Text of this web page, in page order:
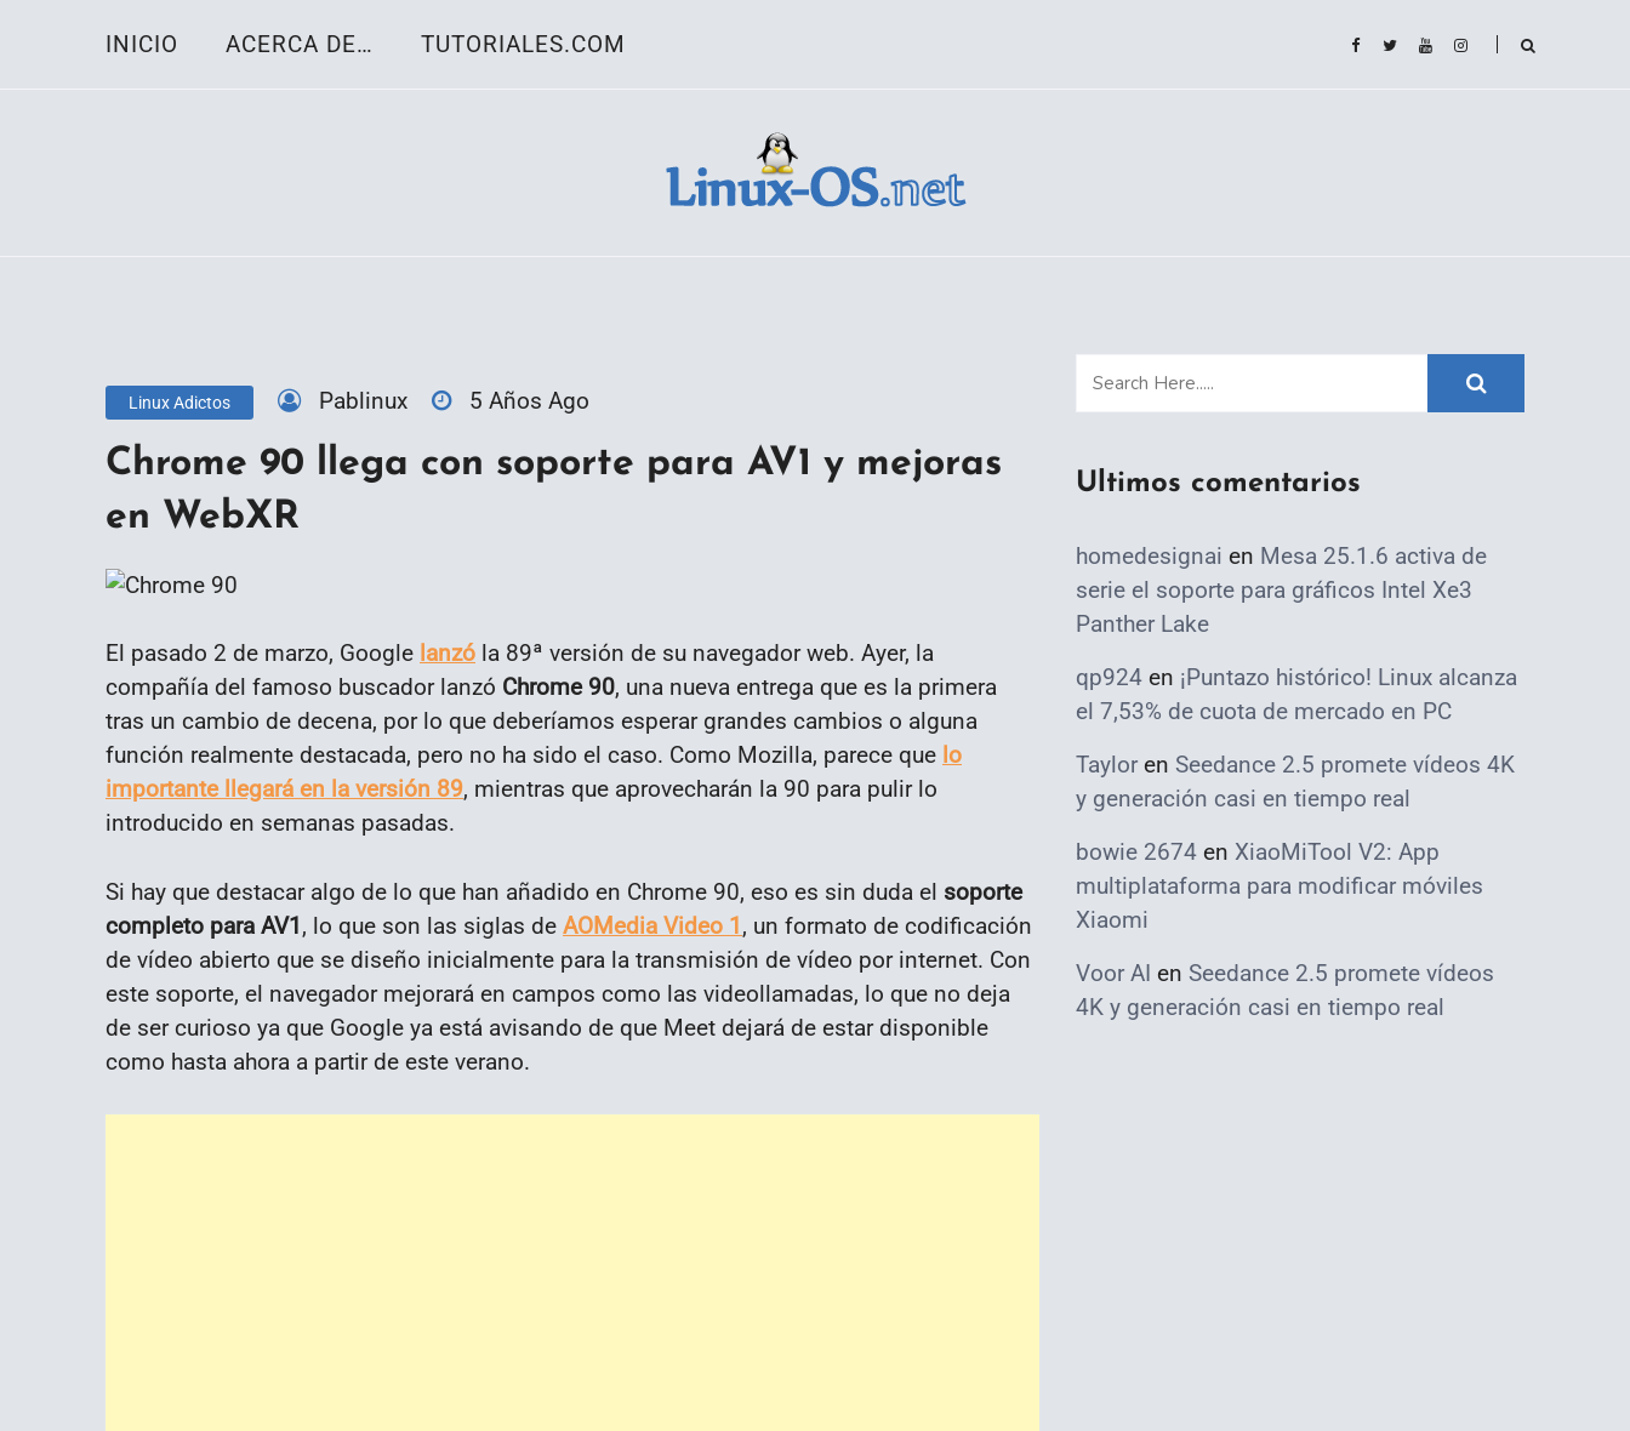
INICIO ACERCA DE… TUTORIALES.COM
Linux Adictos Pablinux 5 Años Ago
Chrome 90 llega con soporte para AV1 y mejoras
en WebXR
El pasado 2 de marzo, Google lanzó la 89ª versión de su navegador web. Ayer, la
compañía del famoso buscador lanzó Chrome 90, una nueva entrega que es la primera
tras un cambio de decena, por lo que deberíamos esperar grandes cambios o alguna
función realmente destacada, pero no ha sido el caso. Como Mozilla, parece que lo
importante llegará en la versión 89, mientras que aprovecharán la 90 para pulir lo
introducido en semanas pasadas.
Si hay que destacar algo de lo que han añadido en Chrome 90, eso es sin duda el soporte
completo para AV1, lo que son las siglas de AOMedia Video 1 , un formato de codificación
de vídeo abierto que se diseño inicialmente para la transmisión de vídeo por internet. Con
este soporte, el navegador mejorará en campos como las videollamadas, lo que no deja
de ser curioso ya que Google ya está avisando de que Meet dejará de estar disponible
como hasta ahora a partir de este verano.
Ultimos comentarios
homedesignai en Mesa 25.1.6 activa de
serie el soporte para gráficos Intel Xe3
Panther Lake
qp924 en ¡Puntazo histórico! Linux alcanza
el 7,53% de cuota de mercado en PC
Taylor en Seedance 2.5 promete vídeos 4K
y generación casi en tiempo real
bowie 2674 en XiaoMiTool V2: App
multiplataforma para modificar móviles
Xiaomi
Voor AI en Seedance 2.5 promete vídeos
4K y generación casi en tiempo real